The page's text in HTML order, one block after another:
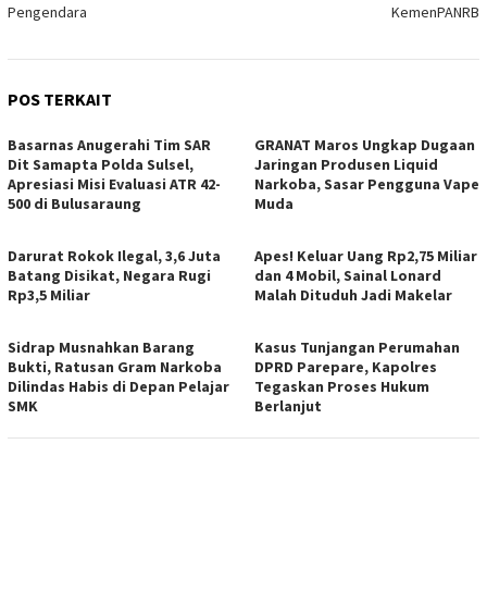
Pengendara
KemenPANRB
POS TERKAIT
Basarnas Anugerahi Tim SAR
Dit Samapta Polda Sulsel,
Apresiasi Misi Evaluasi ATR 42-
500 di Bulusaraung
GRANAT Maros Ungkap Dugaan
Jaringan Produsen Liquid
Narkoba, Sasar Pengguna Vape
Muda
Darurat Rokok Ilegal, 3,6 Juta
Batang Disikat, Negara Rugi
Rp3,5 Miliar
Apes! Keluar Uang Rp2,75 Miliar
dan 4 Mobil, Sainal Lonard
Malah Dituduh Jadi Makelar
Sidrap Musnahkan Barang
Bukti, Ratusan Gram Narkoba
Dilindas Habis di Depan Pelajar
SMK
Kasus Tunjangan Perumahan
DPRD Parepare, Kapolres
Tegaskan Proses Hukum
Berlanjut